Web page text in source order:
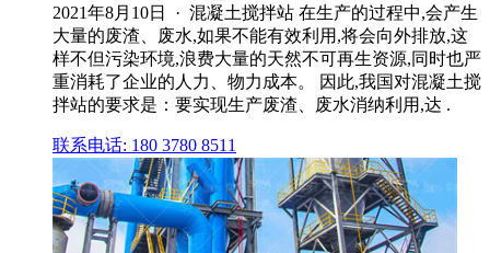
2021年8月10日 · 混凝土搅拌站 在生产的过程中,会产生
大量的废渣、废水,如果不能有效利用,将会向外排放,这
样不但污染环境,浪费大量的天然不可再生资源,同时也严
重消耗了企业的人力、物力成本。 因此,我国对混凝土搅
拌站的要求是：要实现生产废渣、废水消纳利用,达 .
联系电话: 180 3780 8511